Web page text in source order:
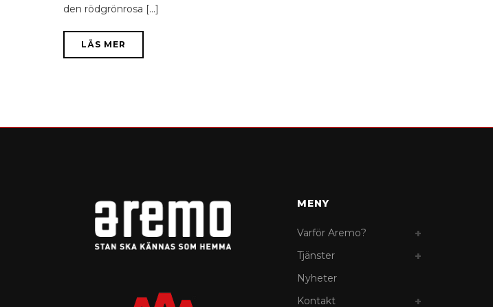
den rödgrönrosa [...]
LÄS MER
MENY
Varför Aremo?
Tjänster
Nyheter
Kontakt